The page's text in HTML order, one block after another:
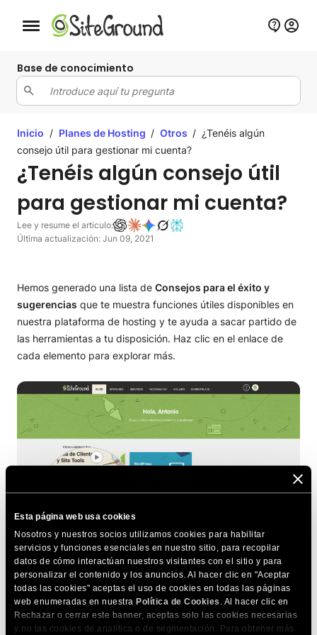
Esta página web usa cookies
Nosotros y nuestros socios utilizamos cookies para habilitar
servicios y funciones esenciales en nuestro sitio, para recopilar
datos de cómo interactúan nuestros visitantes con el sitio y para
personalizar el contenido y los anuncios. Al hacer clic en "Aceptar
todas las cookies" aceptas el uso de cookies en todas las páginas
web enumeradas en nuestra Política de Cookies . Al hacer clic en
Rechazar o cerrar este banner, aceptas solo las cookies necesarias
y no las cookies de analítica o de segmentación. Para obtener más
Botón de navegación móvil
Base de conocimiento
Inicio / Planes de Hosting / Otros / ¿Tenéis algún
consejo útil para gestionar mi cuenta?
¿Tenéis algún consejo útil
para gestionar mi cuenta?
Lee y resume el articulo:
Última actualización: Jun 09, 2021
Hemos generado una lista de Consejos para el éxito y
sugerencias que te muestra funciones útiles disponibles en
nuestra plataforma de hosting y te ayuda a sacar partido de
las herramientas a tu disposición. Haz clic en el enlace de
cada elemento para explorar más.
COMPARTE ESTE ARTÍCULO